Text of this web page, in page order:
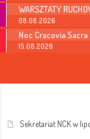
WARSZTATY
08.08.2026
Noc Cracovia
15.08.2026
Sekretariat NCK w